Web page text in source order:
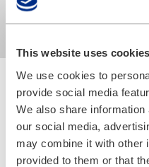
This website uses cookies
We use cookies to
provide social media
We also share
our social media,
may combine it with other
provided to them or that
02.2013
Mais informações